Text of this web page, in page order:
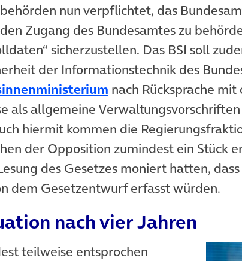
nun verpflichtet, das
Zugang des Bundesamtes zu
sicherzustellen. Das BSI soll
der Informationstechnik des
(öffnet in neuem Tab)
nach Rücksprache mit
als allgemeine Verwaltungsvorschriften
hiermit kommen die
der Opposition zumindest ein Stück
des Gesetzes moniert hatten,
dem Gesetzentwurf erfasst würden.
nach vier Jahren
teilweise entsprochen